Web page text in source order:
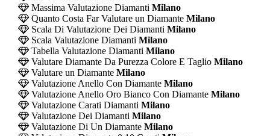
Massima Valutazione Diamanti Milano
Quanto Costa Far Valutare un DiamanteMilano
Scala Di Valutazione Dei Diamanti Milano
Scala Valutazione Diamanti Milano
Tabella Valutazione Diamanti Milano
Valutare Diamante Da Purezza Colore E TaglioMilano
Valutare un DiamanteMilano
Valutazione Anello Con DiamanteMilano
Valutazione Anello Oro Bianco Con DiamanteMilano
Valutazione Carati Diamanti Milano
Valutazione Dei Diamanti Milano
Valutazione Di Un DiamanteMilano